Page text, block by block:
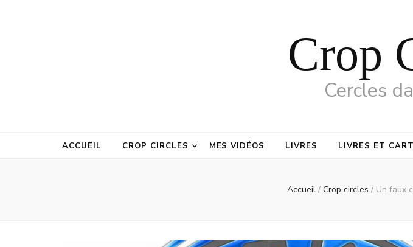
Crop
Cercles
ACCUEIL CROP CIRCLES MES VIDÉOS LIVRES LIVRES ET
Accueil / Crop circles / Un faux